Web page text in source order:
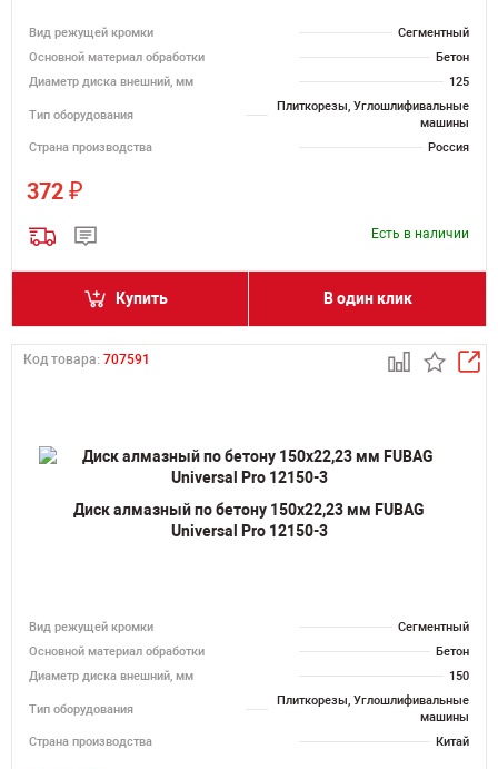
Вид режущей кромки
Сегментный
Основной материал обработки
Бетон
Диаметр диска внешний, мм
125
Тип оборудования
Плиткорезы, Углошлифивальные
машины
Страна производства
Россия
372 ₽
Есть в наличии
Купить В один клик
Код товара: 707591
Диск алмазный по бетону 150х22,23 мм FUBAG
Universal Pro 12150-3
Вид режущей кромки
Сегментный
Основной материал обработки
Бетон
Диаметр диска внешний, мм
150
Тип оборудования
Плиткорезы, Углошлифивальные
машины
Страна производства
Китай